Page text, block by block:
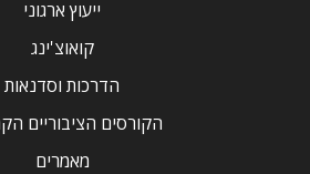
ייעוץ ארגוני
קואוצ'ינג
הדרכות וסדנאות
הקורסים הציבוריים
מאמרים